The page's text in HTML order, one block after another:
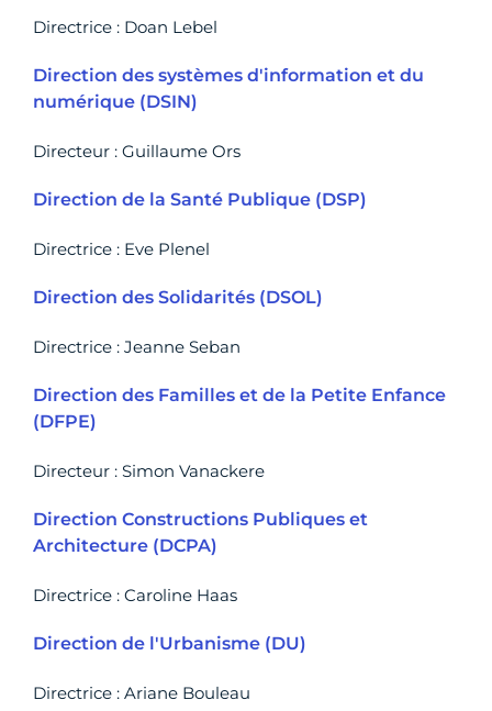
Directrice : Doan Lebel
Direction des systèmes d'information et du
numérique (DSIN)
Directeur : Guillaume Ors
Direction de la Santé Publique (DSP)
Directrice : Eve Plenel
Direction des Solidarités (DSOL)
Directrice : Jeanne Seban
Direction des Familles et de la Petite Enfance
(DFPE)
Directeur : Simon Vanackere
Direction Constructions Publiques et
Architecture (DCPA)
Directrice : Caroline Haas
Direction de l'Urbanisme (DU)
Directrice : Ariane Bouleau